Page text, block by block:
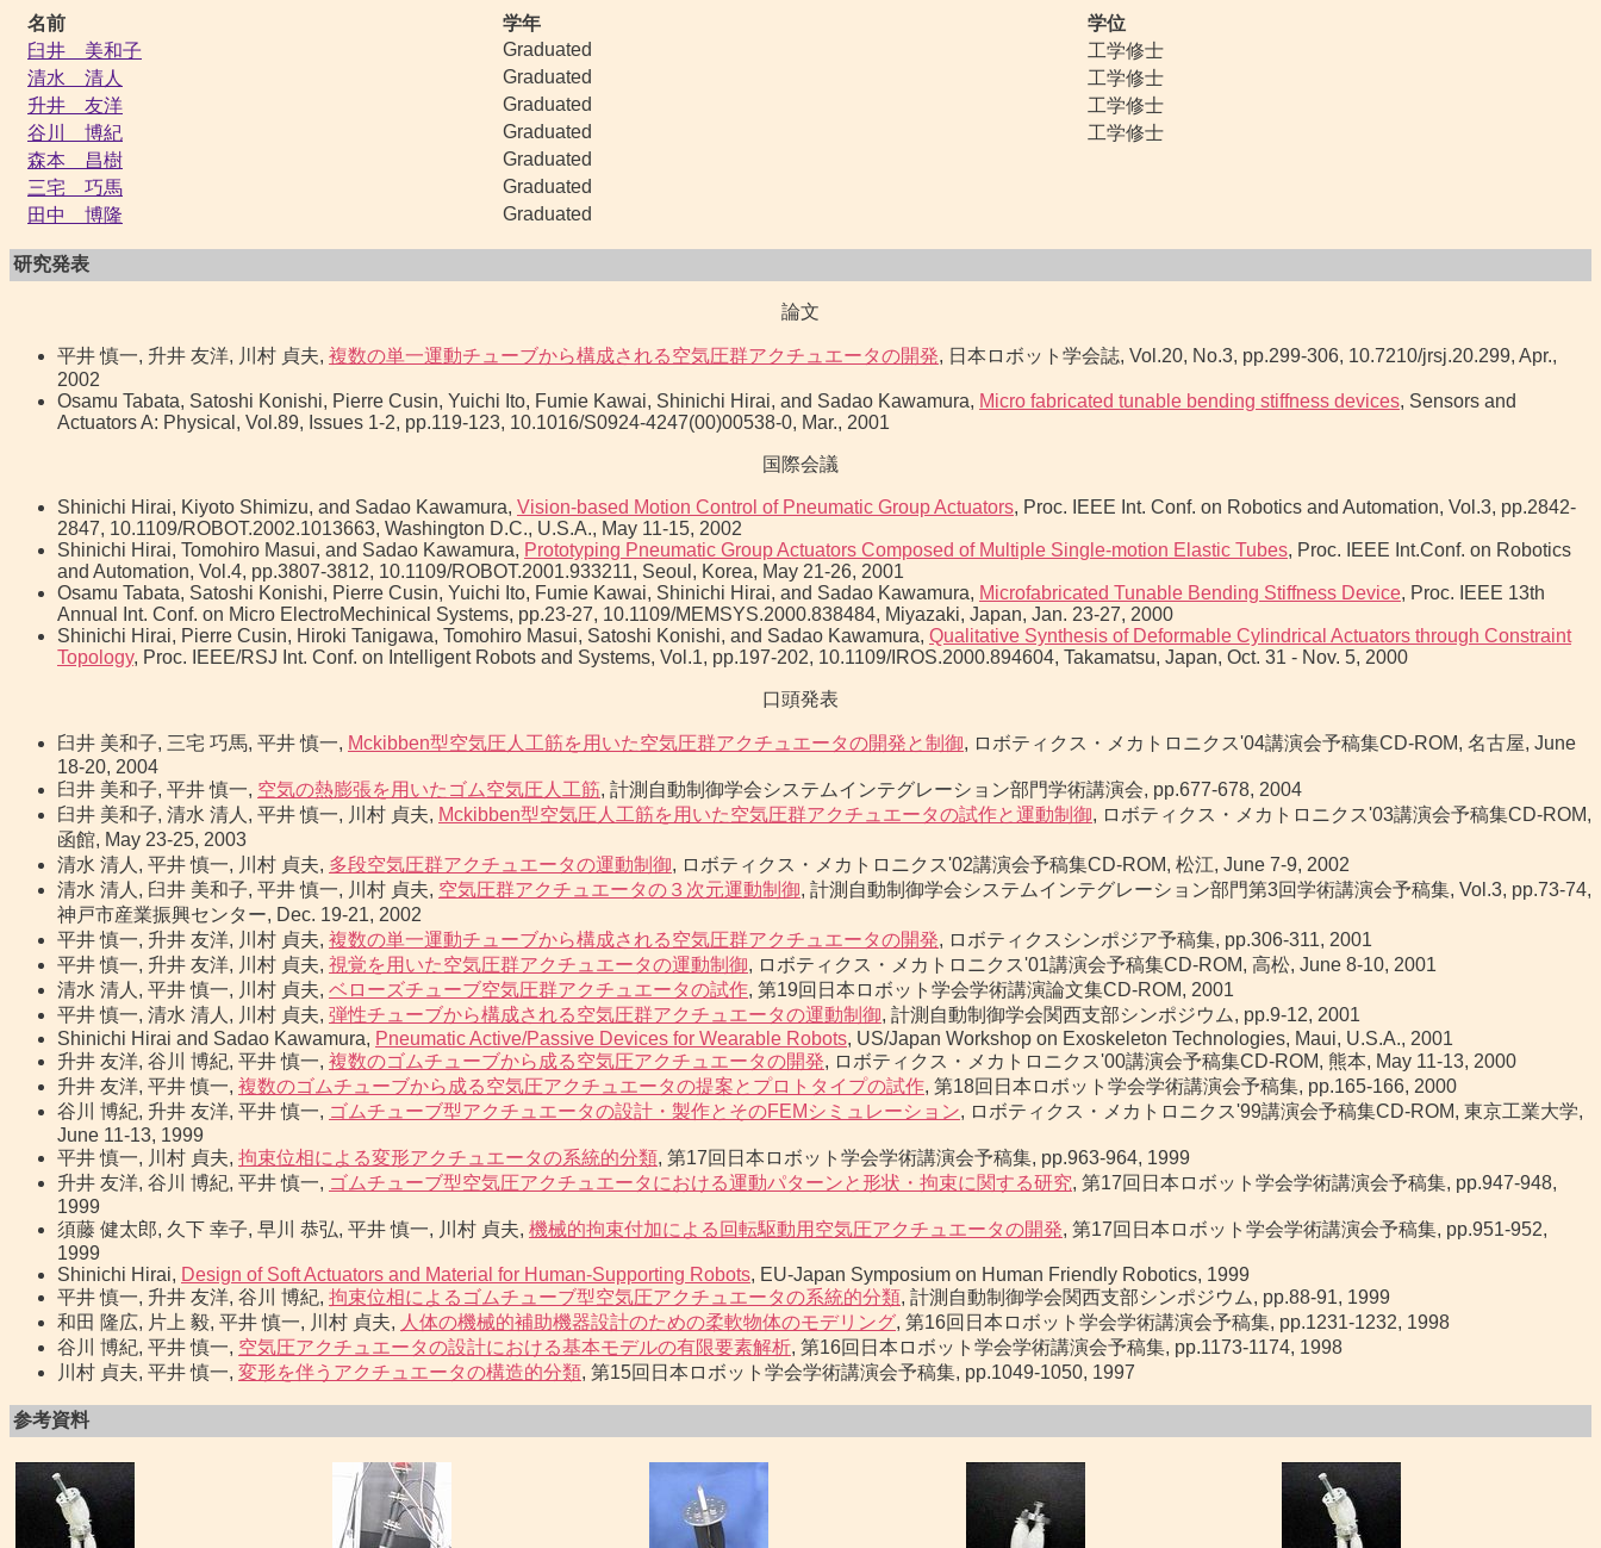
名前 学年
学位
臼井 美和子
Graduated
工学修士
清水 清人
Graduated
工学修士
升井 友洋
Graduated
工学修士
谷川 博紀
Graduated
工学修士
森本 昌樹
Graduated
三宅 巧馬
Graduated
田中 博隆
Graduated
研究発表
論文
平井 慎一, 升井 友洋, 川村 貞夫, 複数の単一運動チューブから構成される空気圧群アクチュエータの開発, 日本ロボット学会誌, Vol.20, No.3, pp.299-306, 10.7210/jrsj.20.299, Apr.,
2002
Osamu Tabata, Satoshi Konishi, Pierre Cusin, Yuichi Ito, Fumie Kawai, Shinichi Hirai, and Sadao Kawamura, Micro fabricated tunable bending stiffness devices, Sensors and
Actuators A: Physical, Vol.89, Issues 1-2, pp.119-123, 10.1016/S0924-4247(00)00538-0, Mar., 2001
国際会議
Shinichi Hirai, Kiyoto Shimizu, and Sadao Kawamura, Vision-based Motion Control of Pneumatic Group Actuators, Proc. IEEE Int. Conf. on Robotics and Automation, Vol.3, pp.2842-
2847, 10.1109/ROBOT.2002.1013663, Washington D.C., U.S.A., May 11-15, 2002
Shinichi Hirai, Tomohiro Masui, and Sadao Kawamura, Prototyping Pneumatic Group Actuators Composed of Multiple Single-motion Elastic Tubes, Proc. IEEE Int.Conf. on Robotics
and Automation, Vol.4, pp.3807-3812, 10.1109/ROBOT.2001.933211, Seoul, Korea, May 21-26, 2001
Osamu Tabata, Satoshi Konishi, Pierre Cusin, Yuichi Ito, Fumie Kawai, Shinichi Hirai, and Sadao Kawamura, Microfabricated Tunable Bending Stiffness Device, Proc. IEEE 13th
Annual Int. Conf. on Micro ElectroMechinical Systems, pp.23-27, 10.1109/MEMSYS.2000.838484, Miyazaki, Japan, Jan. 23-27, 2000
Shinichi Hirai, Pierre Cusin, Hiroki Tanigawa, Tomohiro Masui, Satoshi Konishi, and Sadao Kawamura, Qualitative Synthesis of Deformable Cylindrical Actuators through Constraint
Topology, Proc. IEEE/RSJ Int. Conf. on Intelligent Robots and Systems, Vol.1, pp.197-202, 10.1109/IROS.2000.894604, Takamatsu, Japan, Oct. 31 - Nov. 5, 2000
口頭発表
臼井 美和子, 三宅 巧馬, 平井 慎一, Mckibben型空気圧人工筋を用いた空気圧群アクチュエータの開発と制御, ロボティクス・メカトロニクス'04講演会予稿集CD-ROM, 名古屋, June
18-20, 2004
臼井 美和子, 平井 慎一, 空気の熱膨張を用いたゴム空気圧人工筋, 計測自動制御学会システムインテグレーション部門学術講演会, pp.677-678, 2004
臼井 美和子, 清水 清人, 平井 慎一, 川村 貞夫, Mckibben型空気圧人工筋を用いた空気圧群アクチュエータの試作と運動制御, ロボティクス・メカトロニクス'03講演会予稿集CD-ROM,
函館, May 23-25, 2003
清水 清人, 平井 慎一, 川村 貞夫, 多段空気圧群アクチュエータの運動制御, ロボティクス・メカトロニクス'02講演会予稿集CD-ROM, 松江, June 7-9, 2002
清水 清人, 臼井 美和子, 平井 慎一, 川村 貞夫, 空気圧群アクチュエータの３次元運動制御, 計測自動制御学会システムインテグレーション部門第3回学術講演会予稿集, Vol.3, pp.73-74,
神戸市産業振興センター, Dec. 19-21, 2002
平井 慎一, 升井 友洋, 川村 貞夫, 複数の単一運動チューブから構成される空気圧群アクチュエータの開発, ロボティクスシンポジア予稿集, pp.306-311, 2001
平井 慎一, 升井 友洋, 川村 貞夫, 視覚を用いた空気圧群アクチュエータの運動制御, ロボティクス・メカトロニクス'01講演会予稿集CD-ROM, 高松, June 8-10, 2001
清水 清人, 平井 慎一, 川村 貞夫, ベローズチューブ空気圧群アクチュエータの試作, 第19回日本ロボット学会学術講演論文集CD-ROM, 2001
平井 慎一, 清水 清人, 川村 貞夫, 弾性チューブから構成される空気圧群アクチュエータの運動制御, 計測自動制御学会関西支部シンポジウム, pp.9-12, 2001
Shinichi Hirai and Sadao Kawamura, Pneumatic Active/Passive Devices for Wearable Robots, US/Japan Workshop on Exoskeleton Technologies, Maui, U.S.A., 2001
升井 友洋, 谷川 博紀, 平井 慎一, 複数のゴムチューブから成る空気圧アクチュエータの開発, ロボティクス・メカトロニクス'00講演会予稿集CD-ROM, 熊本, May 11-13, 2000
升井 友洋, 平井 慎一, 複数のゴムチューブから成る空気圧アクチュエータの提案とプロトタイプの試作, 第18回日本ロボット学会学術講演会予稿集, pp.165-166, 2000
谷川 博紀, 升井 友洋, 平井 慎一, ゴムチューブ型アクチュエータの設計・製作とそのFEMシミュレーション, ロボティクス・メカトロニクス'99講演会予稿集CD-ROM, 東京工業大学,
June 11-13, 1999
平井 慎一, 川村 貞夫, 拘束位相による変形アクチュエータの系統的分類, 第17回日本ロボット学会学術講演会予稿集, pp.963-964, 1999
升井 友洋, 谷川 博紀, 平井 慎一, ゴムチューブ型空気圧アクチュエータにおける運動パターンと形状・拘束に関する研究, 第17回日本ロボット学会学術講演会予稿集, pp.947-948,
1999
須藤 健太郎, 久下 幸子, 早川 恭弘, 平井 慎一, 川村 貞夫, 機械的拘束付加による回転駆動用空気圧アクチュエータの開発, 第17回日本ロボット学会学術講演会予稿集, pp.951-952,
1999
Shinichi Hirai, Design of Soft Actuators and Material for Human-Supporting Robots, EU-Japan Symposium on Human Friendly Robotics, 1999
平井 慎一, 升井 友洋, 谷川 博紀, 拘束位相によるゴムチューブ型空気圧アクチュエータの系統的分類, 計測自動制御学会関西支部シンポジウム, pp.88-91, 1999
和田 隆広, 片上 毅, 平井 慎一, 川村 貞夫, 人体の機械的補助機器設計のための柔軟物体のモデリング, 第16回日本ロボット学会学術講演会予稿集, pp.1231-1232, 1998
谷川 博紀, 平井 慎一, 空気圧アクチュエータの設計における基本モデルの有限要素解析, 第16回日本ロボット学会学術講演会予稿集, pp.1173-1174, 1998
川村 貞夫, 平井 慎一, 変形を伴うアクチュエータの構造的分類, 第15回日本ロボット学会学術講演会予稿集, pp.1049-1050, 1997
参考資料